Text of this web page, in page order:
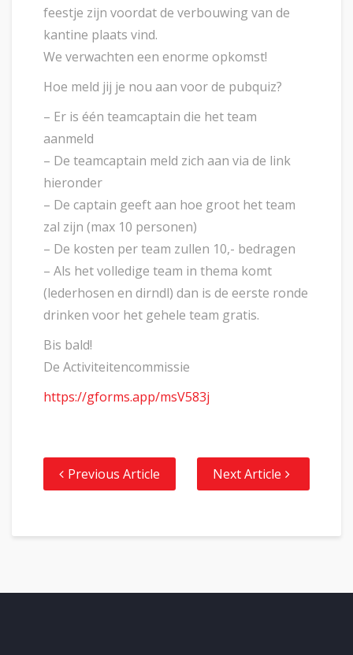
feestje zijn voordat de verbouwing van de
kantine plaats vind.
We verwachten een enorme opkomst!
Hoe meld jij je nou aan voor de pubquiz?
– Er is één teamcaptain die het team
aanmeld
– De teamcaptain meld zich aan via de link
hieronder
– De captain geeft aan hoe groot het team
zal zijn (max 10 personen)
– De kosten per team zullen 10,- bedragen
– Als het volledige team in thema komt
(lederhosen en dirndl) dan is de eerste ronde
drinken voor het gehele team gratis.
Bis bald!
De Activiteitencommissie
https://gforms.app/msV583j
Previous Article Next Article